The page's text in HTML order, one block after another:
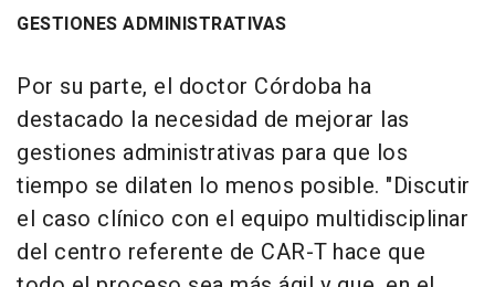
GESTIONES ADMINISTRATIVAS
Por su parte, el doctor Córdoba ha
destacado la necesidad de mejorar las
gestiones administrativas para que los
tiempo se dilaten lo menos posible. "Discutir
el caso clínico con el equipo multidisciplinar
del centro referente de CAR-T hace que